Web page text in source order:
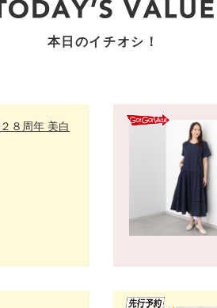
本日のイチオシ！
８周年 美白